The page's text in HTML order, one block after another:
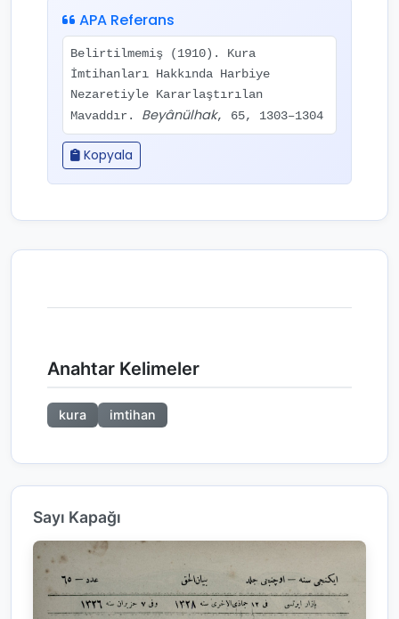
APA Referans
Belirtilmemiş (1910). Kura
İmtihanları Hakkında Harbiye
Nezaretiyle Kararlaştırılan
Mavaddır. Beyânülhak, 65, 1303–1304
Kopyala
Anahtar Kelimeler
kura imtihan
Sayı Kapağı